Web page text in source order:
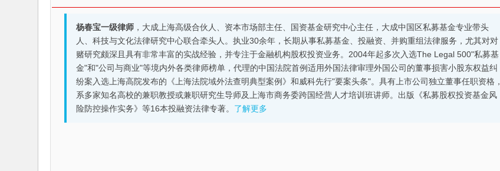
杨春宝一级律师，大成上海高级合伙人、资本市场部主任、国资基金研究中心主任，大成中国区私募基金专业带头
人、科技与文化法律研究中心联合牵头人。执业30余年，长期从事私募基金、投融资、并购重组法律服务，尤其对对
赌研究颇深且具有非常丰富的实战经验，并专注于金融机构股权投资业务。2004年起多次入选The Legal 500"私募基
金"和"公司与商业"等境内外各类律师榜单，代理的中国法院首例适用外国法律审理外国公司的董事损害小股东权益纠
纷案入选上海高院发布的《上海法院域外法查明典型案例》和威科先行"要案头条"。具有上市公司独立董事任职资格，
系多家知名高校的兼职教授或兼职研究生导师及上海市商务委跨国经营人才培训班讲师。出版《私募股权投资基金风
险防控操作实务》等16本投融资法律专著。 了解更多